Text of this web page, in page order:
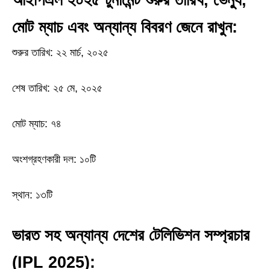
মোট ম্যাচ এবং অন্যান্য বিবরণ জেনে রাখুন:
শুরুর তারিখ: ২২ মার্চ, ২০২৫
শেষ তারিখ: ২৫ মে, ২০২৫
মোট ম্যাচ: ৭৪
অংশগ্রহণকারী দল: ১০টি
স্থান: ১৩টি
ভারত সহ অন্যান্য দেশের টেলিভিশন সম্প্রচার
(IPL 2025):